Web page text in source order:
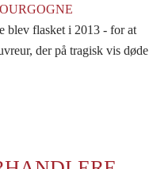
blev flasket i 2013 - for at
der på tragisk vis døde